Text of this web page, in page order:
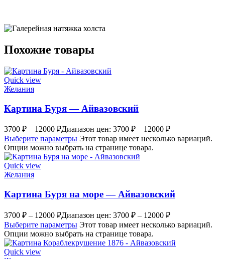
Похожие товары
Quick view
Желания
Картина Буря — Айвазовский
3700 ₽ – 12000 ₽Диапазон цен: 3700 ₽ – 12000 ₽
Выберите параметры Этот товар имеет несколько вариаций.
Опции можно выбрать на странице товара.
Quick view
Желания
Картина Буря на море — Айвазовский
3700 ₽ – 12000 ₽Диапазон цен: 3700 ₽ – 12000 ₽
Выберите параметры Этот товар имеет несколько вариаций.
Опции можно выбрать на странице товара.
Quick view